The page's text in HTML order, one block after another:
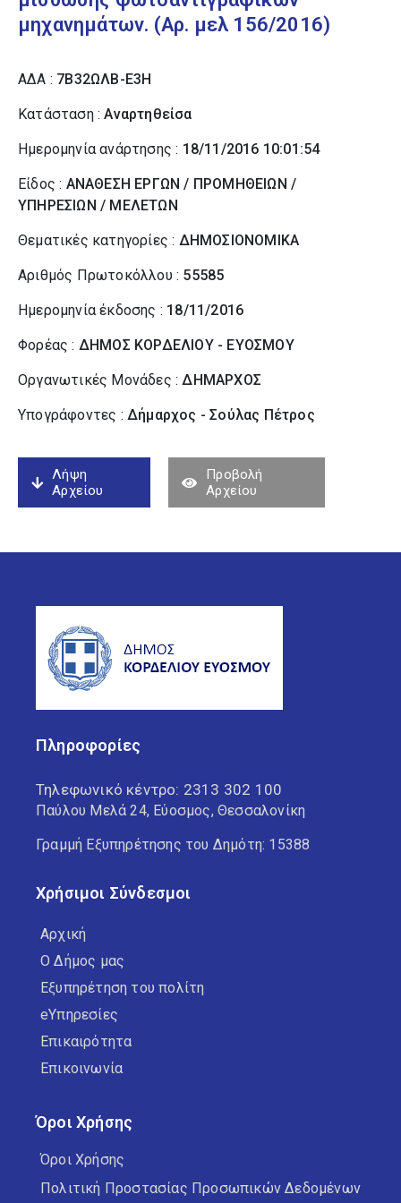
μηχανημάτων. (Αρ. μελ 156/2016)
ΑΔΑ : 7Β32ΩΛΒ-Ε3Η
Κατάσταση :Αναρτηθείσα
Ημερομηνία ανάρτησης : 18/11/2016 10:01:54
Είδος : ΑΝΑΘΕΣΗ ΕΡΓΩΝ / ΠΡΟΜΗΘΕΙΩΝ /
ΥΠΗΡΕΣΙΩΝ / ΜΕΛΕΤΩΝ
Θεματικές κατηγορίες : ΔΗΜΟΣΙΟΝΟΜΙΚΑ
Αριθμός Πρωτοκόλλου : 55585
Ημερομηνία έκδοσης : 18/11/2016
Φορέας : ΔΗΜΟΣ ΚΟΡΔΕΛΙΟΥ - ΕΥΟΣΜΟΥ
Οργανωτικές Μονάδες :ΔΗΜΑΡΧΟΣ
Υπογράφοντες : Δήμαρχος - Σούλας Πέτρος
Λήψη
Αρχείου
Προβολή
Αρχείου
Πληροφορίες
Τηλεφωνικό κέντρο: 2313 302 100
Παύλου Μελά 24, Εύοσμος, Θεσσαλονίκη
Γραμμή Εξυπηρέτησης του Δημότη: 15388
Χρήσιμοι Σύνδεσμοι
Αρχική
Ο Δήμος μας
Εξυπηρέτηση του πολίτη
eΥπηρεσίες
Επικαιρότητα
Επικοινωνία
Όροι Χρήσης
Όροι Χρήσης
Πολιτική Προστασίας Προσωπικών Δεδομένων